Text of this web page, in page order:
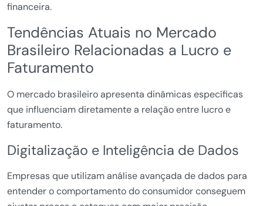
financeira.
Tendências Atuais no Mercado
Brasileiro Relacionadas a Lucro e
Faturamento
O mercado brasileiro apresenta dinâmicas específicas
que influenciam diretamente a relação entre lucro e
faturamento.
Digitalização e Inteligência de Dados
Empresas que utilizam análise avançada de dados para
entender o comportamento do consumidor conseguem